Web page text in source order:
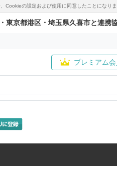
の設定および使用に同意したことになり
東京都港区・埼玉県久喜市と連携
プレミアム